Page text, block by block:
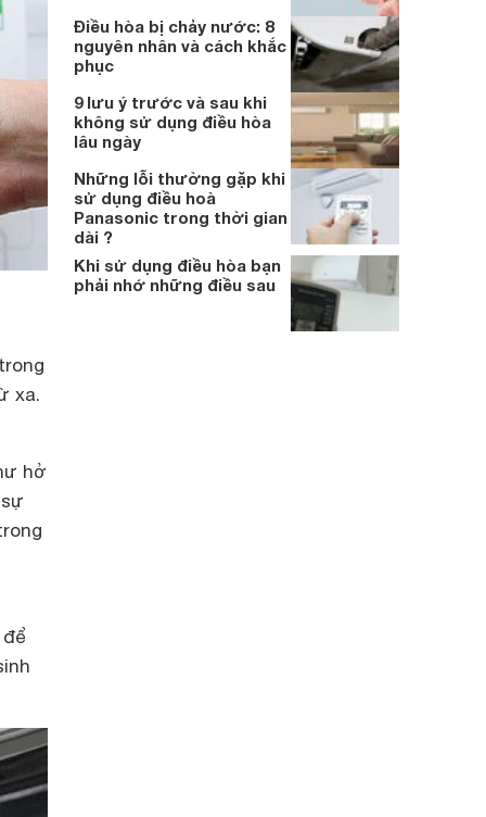
xa.
hở
Điều hòa bị chảy nước: 8
nguyên nhân và cách khắc
phục
9 lưu ý trước và sau khi
không sử dụng điều hòa
lâu ngày
Những lỗi thường gặp khi
sử dụng điều hoà
Panasonic trong thời gian
dài ?
Khi sử dụng điều hòa bạn
phải nhớ những điều sau